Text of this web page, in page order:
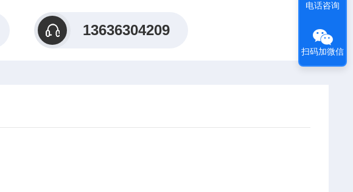
13636304209
电话咨询
扫码加微信